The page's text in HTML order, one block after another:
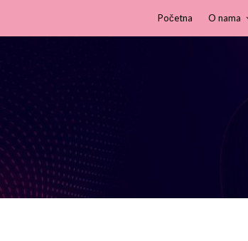
Početna O nama